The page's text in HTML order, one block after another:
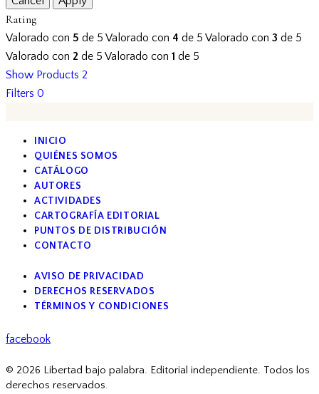
Rating
Valorado con 5 de 5 Valorado con 4 de 5 Valorado con 3 de 5
Valorado con 2 de 5 Valorado con 1 de 5
Show Products 2
Filters 0
INICIO
QUIÉNES SOMOS
CATÁLOGO
AUTORES
ACTIVIDADES
CARTOGRAFÍA EDITORIAL
PUNTOS DE DISTRIBUCIÓN
CONTACTO
AVISO DE PRIVACIDAD
DERECHOS RESERVADOS
TÉRMINOS Y CONDICIONES
facebook
© 2026 Libertad bajo palabra. Editorial independiente. Todos los
derechos reservados.